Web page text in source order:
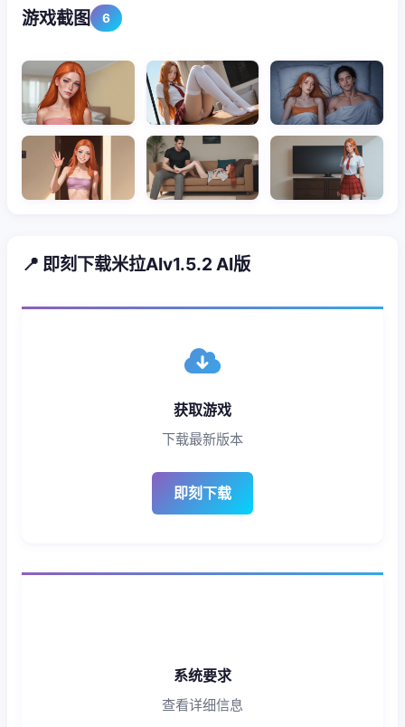
游戏截图 6
📍 即刻下载米拉AIv1.5.2 AI版
获取游戏
下载最新版本
即刻下载
系统要求
查看详细信息